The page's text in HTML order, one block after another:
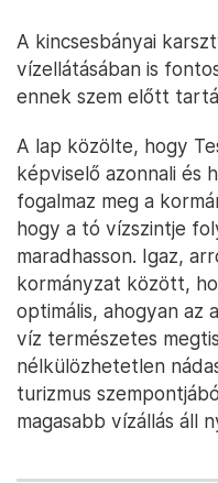
A kincsesbányai
vízellátásában is
ennek szem előtt
A lap közölte, hogy
képviselő azonnali és
fogalmaz meg a
hogy a tó vízszintje
maradhasson. Igaz,
kormányzat között,
optimális, ahogyan az
víz természetes
nélkülözhetetlen
turizmus
magasabb vízállás áll